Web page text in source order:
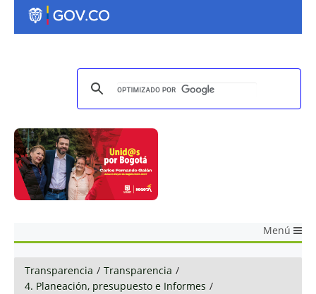
Menú
Transparencia / Transparencia /
4. Planeación, presupuesto e Informes /